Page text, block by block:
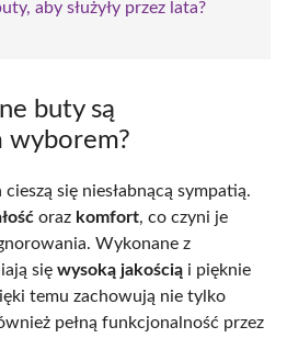
aby służyły przez lata?
buty są
wyborem?
się niesłabnącą sympatią.
oraz komfort, co czyni je
Wykonane z
się wysoką jakością i pięknie
temu zachowują nie tylko
pełną funkcjonalność przez